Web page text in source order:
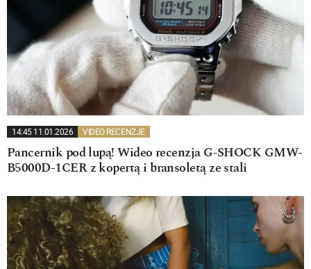
14:45 11.01.2026 VIDEO RECENZJE
Pancernik pod lupą! Wideo recenzja G-SHOCK GMW-
B5000D-1CER z kopertą i bransoletą ze stali